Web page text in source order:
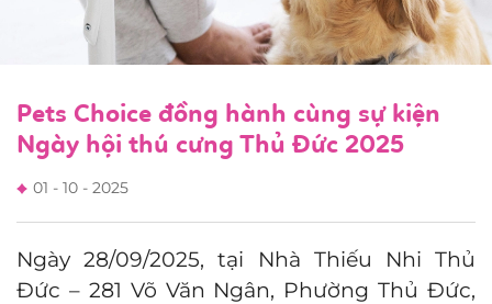
Pets Choice đồng hành cùng sự kiện
Ngày hội thú cưng Thủ Đức 2025
01 - 10 - 2025
Ngày 28/09/2025, tại Nhà Thiếu Nhi Thủ
Đức – 281 Võ Văn Ngân, Phường Thủ Đức,